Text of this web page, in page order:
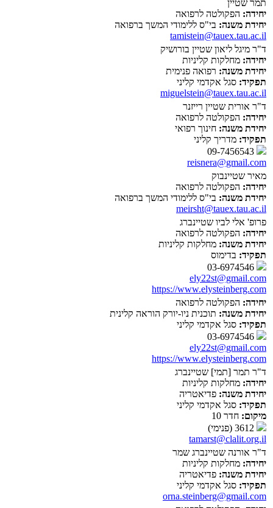
תמר שטיין
יחידה: הפקולטה לרפואה
יחידת משנה: בי"ס ללימודי המשך ברפואה
tamistein@tauex.tau.ac.il
ד"ר מיגל ליאון שטיין בורושיק
יחידה: מחלקות קליניות
יחידת משנה: רפואה פנימית
תפקיד: סגל אקדמי קליני
miguelstein@tauex.tau.ac.il
ד"ר אורית שטיין רייזנר
יחידה: הפקולטה לרפואה
יחידת משנה: חינוך רפואי
תפקיד: מדריך קליני
reisnera@gmail.com
מאיר שטיינבוק
יחידה: הפקולטה לרפואה
יחידת משנה: בי"ס ללימודי המשך ברפואה
meirsht@tauex.tau.ac.il
פרופ' אלי לביו שטיינברג
יחידה: הפקולטה לרפואה
יחידת משנה: מחלקות קליניות
תפקיד: בדימוס
ely22st@gmail.com
https://www.elysteinberg.com
יחידה: הפקולטה לרפואה
יחידת משנה: תוכנית ניו-יורק הוראה קלינית
תפקיד: סגל אקדמי קליני
ely22st@gmail.com
https://www.elysteinberg.com
ד"ר תמר [תמי] שטיינברג
יחידה: מחלקות קליניות
יחידת משנה: פדיאטריה
תפקיד: סגל אקדמי קליני
מיקום: חדר 10
tamarst@clalit.org.il
ד"ר אורנה שטיינברג שמר
יחידה: מחלקות קליניות
יחידת משנה: פדיאטריה
תפקיד: סגל אקדמי קליני
orna.steinberg@gmail.com